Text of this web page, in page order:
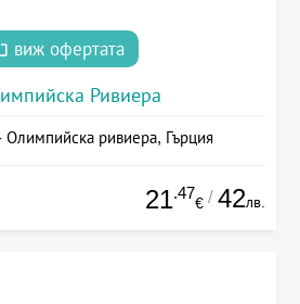
виж офертата
Ривиера
ривиера, Гърция
21.47
€ / 42лв.